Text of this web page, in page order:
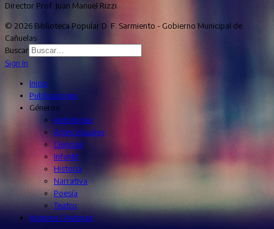
Director Prof. Juan Manuel Rizzi
© 2026 Biblioteca Popular D. F. Sarmiento - Gobierno Municipal de
Cañuelas
Buscar
Sign In
Inicio
Publicaciones
Géneros
Antologías
Artes Visuales
Ciencias
Infantil
Historia
Narrativa
Poesía
Teatro
Autores / Autoras